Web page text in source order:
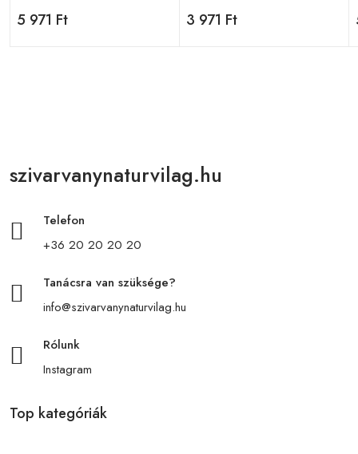
5 971 Ft 3 971 Ft
szivarvanynaturvilag.hu
Telefon
+36 20 20 20 20
Tanácsra van szüksége?
info@szivarvanynaturvilag.hu
Rólunk
Instagram
Top kategóriák